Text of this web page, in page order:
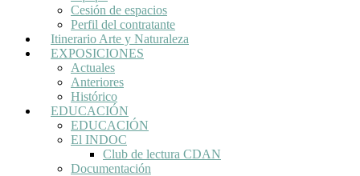
Cesión de espacios
Perfil del contratante
Itinerario Arte y Naturaleza
EXPOSICIONES
Actuales
Anteriores
Histórico
EDUCACIÓN
EDUCACIÓN
El INDOC
Club de lectura CDAN
Documentación